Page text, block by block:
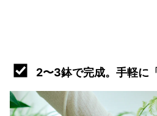
2〜3鉢で完成。手軽に